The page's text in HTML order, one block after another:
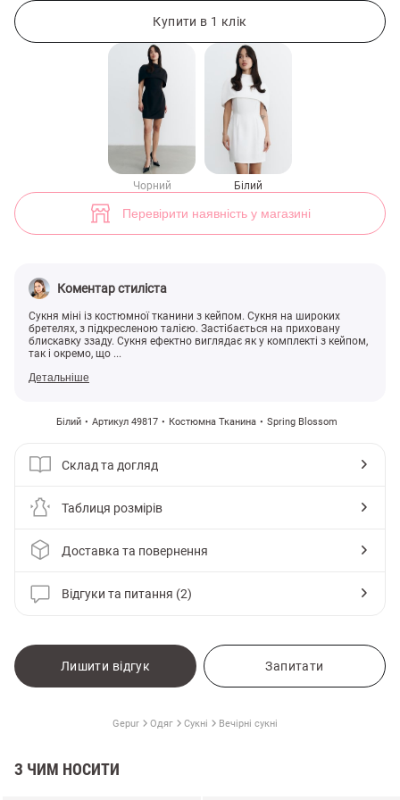
Купити в 1 клік
Чорний Білий
Перевірити наявність у магазині
Коментар стиліста
Сукня міні із костюмної тканини з кейпом. Сукня на широких
бретелях, з підкресленою талією. Застібається на приховану
блискавку ззаду. Сукня ефектно виглядає як у комплекті з кейпом,
так і окремо, що ...
Детальніше
Білий Артикул 49817 Костюмна Тканина Spring Blossom
Склад та догляд
Таблиця розмірів
Доставка та повернення
Відгуки та питання (2)
Лишити відгук Запитати
Gepur Одяг Сукні Вечірні сукні
З ЧИМ НОСИТИ
Білий комплект із сукні міні та кейпу (арт. 49817) ♡ інтернет-